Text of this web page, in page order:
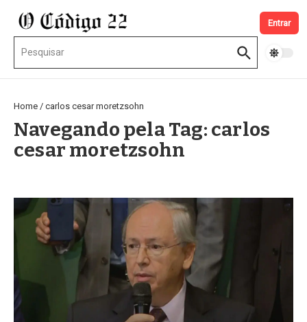
Entrar
Home / carlos cesar moretzsohn
Navegando pela Tag: carlos
cesar moretzsohn